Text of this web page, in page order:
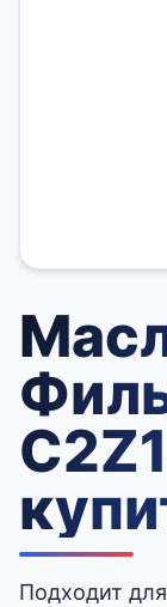
Подходит для